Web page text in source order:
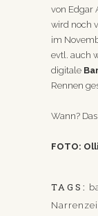
von Edgar
wird noch
im
evtl. auch
digitale
Rennen
Wann?
FOTO:
TAGS: